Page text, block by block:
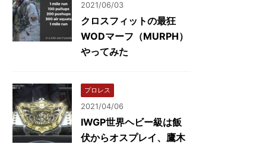
2021/06/03
クロスフィットの最狂
WODマーフ（MURPH）
やってみた
プロレス
2021/04/06
IWGP世界ヘビー級は飯
伏からオスプレイ、鷹木